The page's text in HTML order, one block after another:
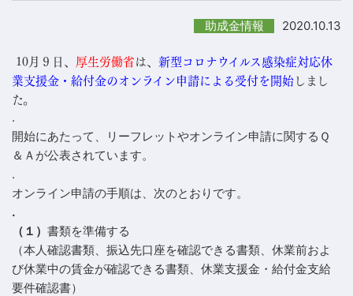
助成金情報 2020.10.13
10月９日、 厚生労働省は、 新型コロナウイルス感染症対応休
業支援金・給付金のオンライン申請による受付を開始しまし
た。
.
開始にあたって、リーフレットやオンライン申請に関するＱ
＆Ａが公表されています。
.
オンライン申請の手順は、次のとおりです。
.
（１） 書類を準備する
（本人確認書類、振込先口座を確認できる書類、休業前およ
び休業中の賃金が確認できる書類、休業支援金・給付金支給
要件確認書）